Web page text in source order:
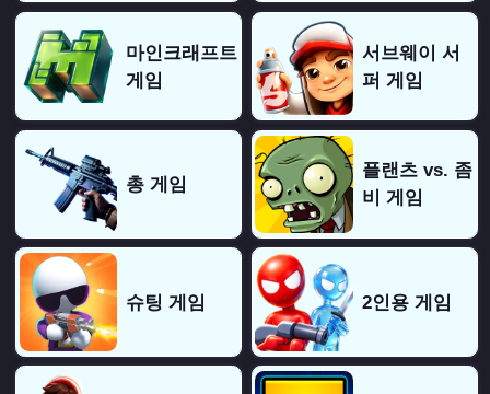
마인크래프트
게임
서브웨이 서
퍼 게임
총 게임
플랜츠 vs. 좀
비 게임
슈팅 게임 2인용 게임